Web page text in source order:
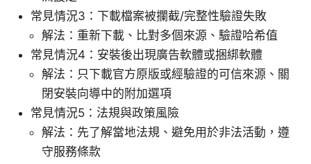
常見情況3：下載檔案被攔截/完整性驗證失敗
解法：重新下載、比對多個來源、驗證哈希值
常見情況4：安裝後出現廣告軟體或捆綁軟體
解法：只下載官方原版或經驗證的可信來源、關
閉安裝向導中的附加選項
常見情況5：法規與政策風險
解法：先了解當地法規、避免用於非法活動，遵
守服務條款